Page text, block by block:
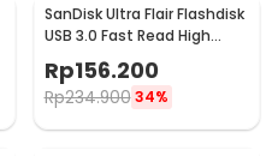
SanDisk Ultra Flair Flashdisk
USB 3.0 Fast Read High
Speed Metal Case 16GB -
SDCZ73
Rp156.200
Rp234.900 34%